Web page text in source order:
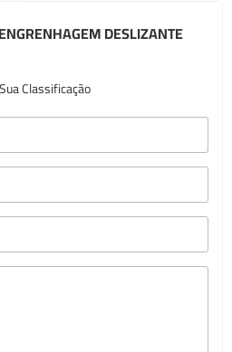
DESLIZANTE
Sua Classificação